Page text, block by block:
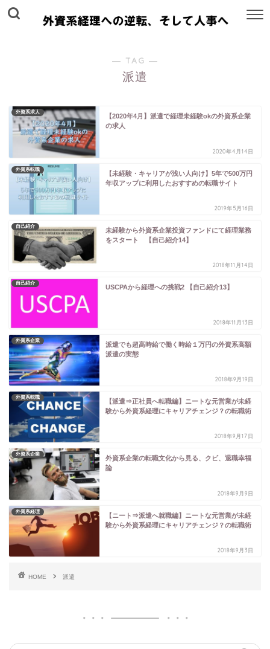
― TAG ―
派遣
外資系求人
【2020年4月】派遣で経理未経験okの外資系企業
の求人
2020年4月14日
外資系転職
【未経験・キャリアが浅い人向け】5年で500万円
年収アップに利用したおすすめの転職サイト
2019年5月16日
自己紹介
未経験から外資系企業投資ファンドにて経理業務
をスタート 【自己紹介14】
2018年11月14日
自己紹介
USCPAから経理への挑戦2 【自己紹介13】
2018年11月13日
外資系企業
派遣でも超高時給で働く時給１万円の外資系高額
派遣の実態
2018年9月19日
外資系転職
【派遣⇒正社員へ転職編】ニートな元営業が未経
験から外資系経理にキャリアチェンジ？の転職術
2018年9月17日
外資系企業
外資系企業の転職文化から見る、クビ、退職幸福
論
2018年9月9日
外資系経理
【ニート⇒派遣へ就職編】ニートな元営業が未経
験から外資系経理にキャリアチェンジ？の転職術
2018年9月3日
HOME 派遣